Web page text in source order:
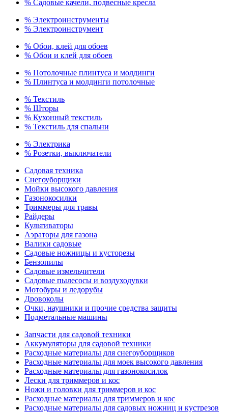
% Садовые качели, подвесные кресла
% Электроинструменты
% Электроинструмент
% Обои, клей для обоев
% Обои и клей для обоев
% Потолочные плинтуса и молдинги
% Плинтуса и молдинги потолочные
% Текстиль
% Шторы
% Кухонный текстиль
% Текстиль для спальни
% Электрика
% Розетки, выключатели
Садовая техника
Снегоуборщики
Мойки высокого давления
Газонокосилки
Триммеры для травы
Райдеры
Культиваторы
Аэраторы для газона
Валики садовые
Садовые ножницы и кусторезы
Бензопилы
Садовые измельчители
Садовые пылесосы и воздуходувки
Мотобуры и ледорубы
Дровоколы
Очки, наушники и прочие средства защиты
Подметальные машины
Запчасти для садовой техники
Аккумуляторы для садовой техники
Расходные материалы для снегоуборщиков
Расходные материалы для моек высокого давления
Расходные материалы для газонокосилок
Лески для триммеров и кос
Ножи и головки для триммеров и кос
Расходные материалы для триммеров и кос
Расходные материалы для садовых ножниц и кустрезов